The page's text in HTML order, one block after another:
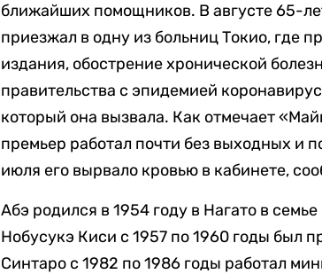
ближайших помощников. В августе 65-
приезжал в одну из больниц Токио, где
издания, обострение хронической
правительства с эпидемией
который она вызвала. Как отмечает
премьер работал почти без выходных и
июля его вырвало кровью в кабинете,
Абэ родился в 1954 году в Нагато в
Нобусукэ Киси с 1957 по 1960 годы был
Синтаро с 1982 по 1986 годы работал